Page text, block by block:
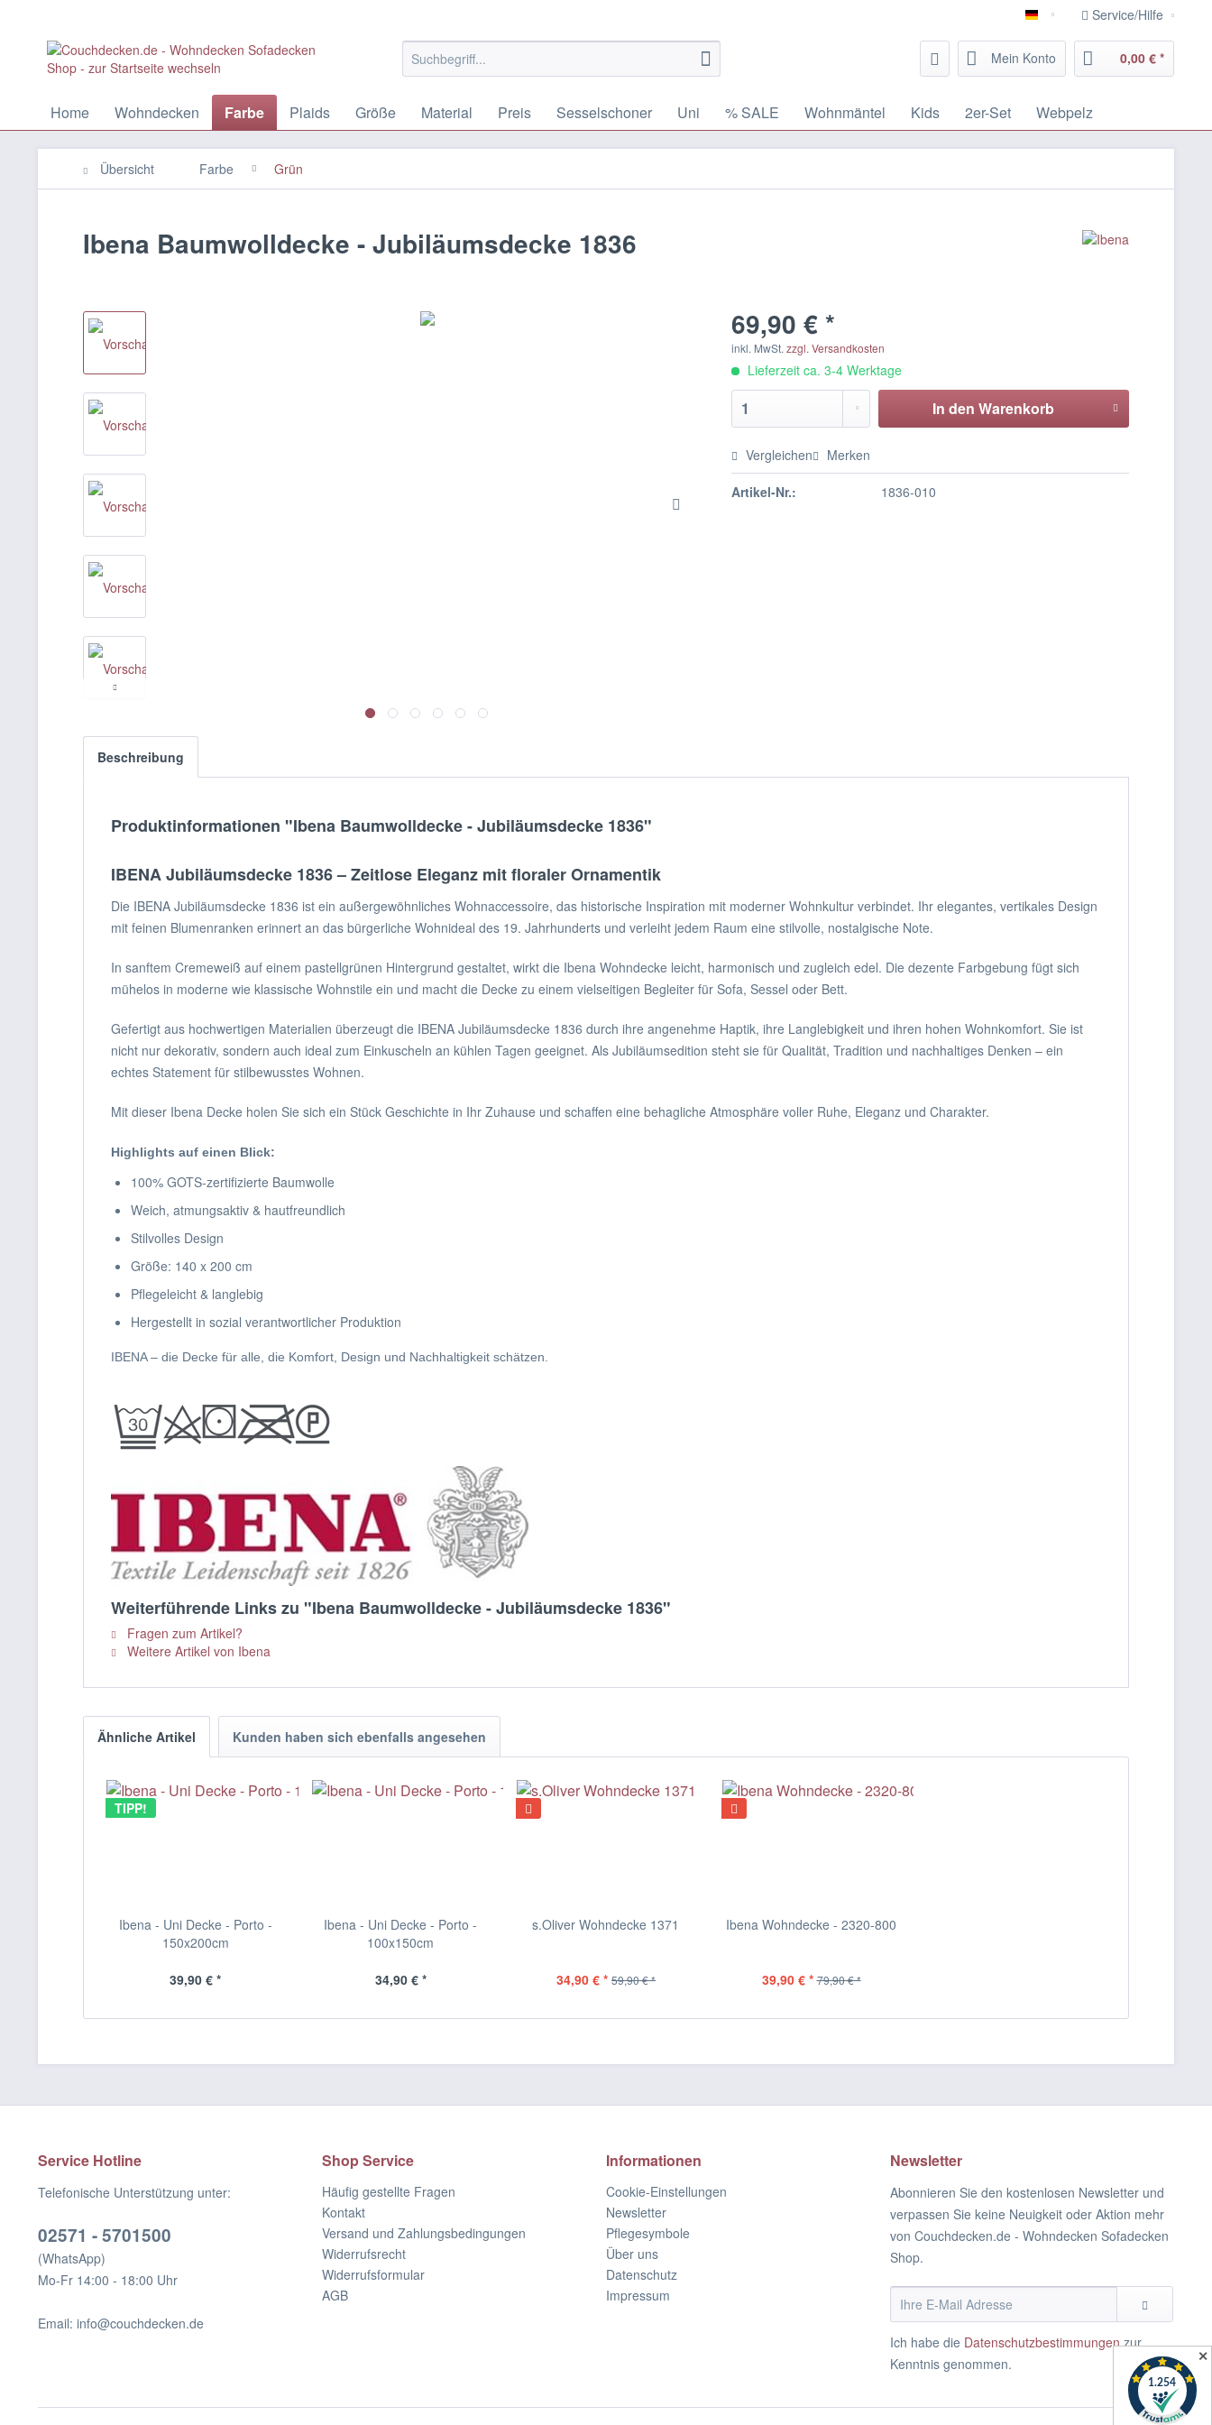
Deutsch Service/Hilfe
Mein Konto 0,00 € *
Home Wohndecken Farbe Plaids Größe Material Preis Sesselschoner Uni % SALE Wohnmäntel Kids 2er-Set Webpelz
Übersicht Farbe Grün
Ibena Baumwolldecke - Jubiläumsdecke 1836
69,90 € *
inkl. MwSt.zzgl. Versandkosten
Lieferzeit ca. 3-4 Werktage
In den Warenkorb
Vergleichen Merken
Artikel-Nr.: 1836-010
Beschreibung
Produktinformationen "Ibena Baumwolldecke - Jubiläumsdecke 1836"
IBENA Jubiläumsdecke 1836 – Zeitlose Eleganz mit floraler Ornamentik
Die IBENA Jubiläumsdecke 1836 ist ein außergewöhnliches Wohnaccessoire, das historische Inspiration mit moderner Wohnkultur verbindet. Ihr elegantes, vertikales Design
mit feinen Blumenranken erinnert an das bürgerliche Wohnideal des 19. Jahrhunderts und verleiht jedem Raum eine stilvolle, nostalgische Note.
In sanftem Cremeweiß auf einem pastellgrünen Hintergrund gestaltet, wirkt die Ibena Wohndecke leicht, harmonisch und zugleich edel. Die dezente Farbgebung fügt sich
mühelos in moderne wie klassische Wohnstile ein und macht die Decke zu einem vielseitigen Begleiter für Sofa, Sessel oder Bett.
Gefertigt aus hochwertigen Materialien überzeugt die IBENA Jubiläumsdecke 1836 durch ihre angenehme Haptik, ihre Langlebigkeit und ihren hohen Wohnkomfort. Sie ist
nicht nur dekorativ, sondern auch ideal zum Einkuscheln an kühlen Tagen geeignet. Als Jubiläumsedition steht sie für Qualität, Tradition und nachhaltiges Denken – ein
echtes Statement für stilbewusstes Wohnen.
Mit dieser Ibena Decke holen Sie sich ein Stück Geschichte in Ihr Zuhause und schaffen eine behagliche Atmosphäre voller Ruhe, Eleganz und Charakter.
Highlights auf einen Blick:
100% GOTS-zertifizierte Baumwolle
Weich, atmungsaktiv & hautfreundlich
Stilvolles Design
Größe: 140 x 200 cm
Pflegeleicht & langlebig
Hergestellt in sozial verantwortlicher Produktion
IBENA – die Decke für alle, die Komfort, Design und Nachhaltigkeit schätzen.
Weiterführende Links zu "Ibena Baumwolldecke - Jubiläumsdecke 1836"
Fragen zum Artikel?
Weitere Artikel von Ibena
Ähnliche Artikel Kunden haben sich ebenfalls angesehen
TIPP!
Ibena - Uni Decke - Porto -
150x200cm
39,90 € *
Ibena - Uni Decke - Porto -
100x150cm
34,90 € *
s.Oliver Wohndecke 1371
34,90 € * 59,90 € *
Ibena Wohndecke - 2320-800
39,90 € * 79,90 € *
✕
Service Hotline
Telefonische Unterstützung unter:
02571 - 5701500
(WhatsApp)
Mo-Fr 14:00 - 18:00 Uhr
Email: info@couchdecken.de
Shop Service
Häufig gestellte Fragen
Kontakt
Versand und Zahlungsbedingungen
Widerrufsrecht
Widerrufsformular
AGB
Informationen
Cookie-Einstellungen
Newsletter
Pflegesymbole
Über uns
Datenschutz
Impressum
Newsletter
Abonnieren Sie den kostenlosen Newsletter und
verpassen Sie keine Neuigkeit oder Aktion mehr
von Couchdecken.de - Wohndecken Sofadecken
Shop.
Ich habe die Datenschutzbestimmungenzur
Kenntnis genommen.